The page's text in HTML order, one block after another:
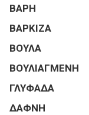
ΒΑΡΗ
ΒΑΡΚΙΖΑ
ΒΟΥΛΑ
ΒΟΥΛΙΑΓΜΕΝΗ
ΓΛΥΦΑΔΑ
ΔΑΦΝΗ